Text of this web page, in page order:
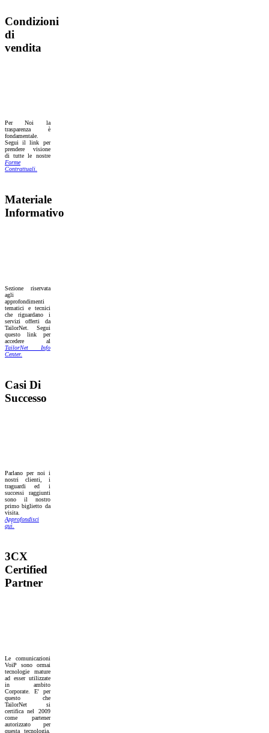
Condizioni
di
vendita
Per Noi la
trasparenza è
fondamentale.
Segui il link per
prendere visione
di tutte le nostre
Forme
Contrattuali.
Materiale
Informativo
Sezione riservata
agli
approfondimenti
tematici e tecnici
che riguardano i
servizi offerti da
TailorNet. Segui
questo link per
accedere al
TailorNet Info
Center.
Casi Di
Successo
Parlano per noi i
nostri clienti, i
traguardi ed i
successi raggiunti
sono il nostro
primo biglietto da
visita.
Approfondisci
quì.
3CX
Certified
Partner
Le comunicazioni
VoiP sono ormai
tecnologie mature
ad esser utilizzate
in ambito
Corporate. E' per
questo che
TailorNet si
certifica nel 2009
come partener
autorizzato per
questa tecnologia.